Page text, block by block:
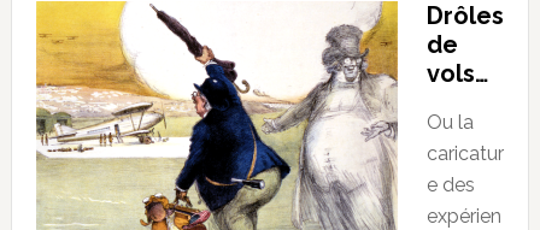
Drôles
de
vols…
Ou la
caricatur
e des
expérien